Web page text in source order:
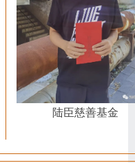
陆臣慈善基金